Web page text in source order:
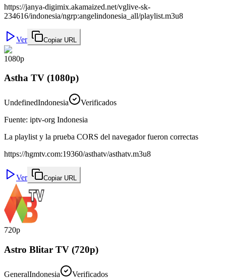
https://janya-digimix.akamaized.net/vglive-sk-
234616/indonesia/ngrp:angelindonesia_all/playlist.m3u8
Ver Copiar URL
1080p
Astha TV (1080p)
UndefinedIndonesia
Verificados
Fuente: iptv-org Indonesia
La playlist y la prueba CORS del navegador fueron correctas
https://hgmtv.com:19360/asthatv/asthatv.m3u8
Ver Copiar URL
720p
Astro Blitar TV (720p)
GeneralIndonesia Verificados